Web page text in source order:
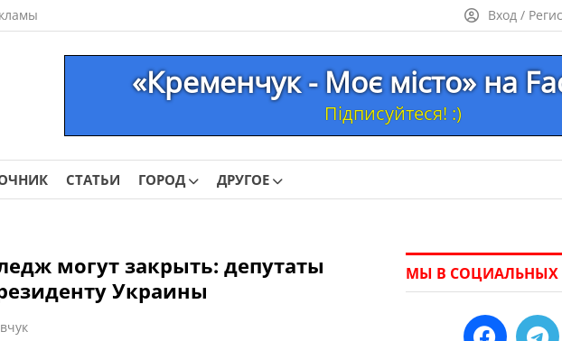
Вход /
«Кременчук - Моє місто» на
Підписуйтеся! :)
СТАТЬИ ГОРОД ДРУГОЕ
могут закрыть: депутаты
Украины
МЫ В СОЦИАЛЬНЫХ